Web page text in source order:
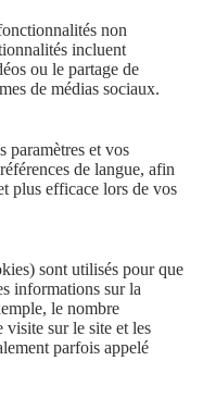
non
incluent
ou le partage de
de médias sociaux.
paramètres et vos
de langue, afin
plus efficace lors de vos
sont utilisés pour que
informations sur la
le nombre
visite sur le site et les
parfois appelé